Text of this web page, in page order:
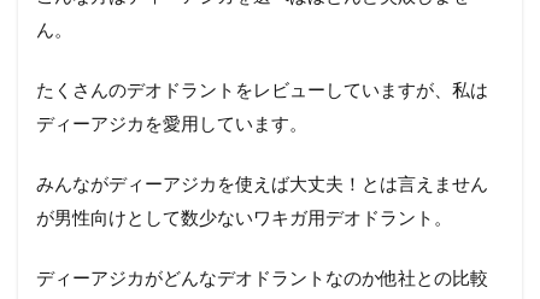
ん。
たくさんのデオドラントをレビューしていますが、私は
ディーアジカを愛用しています。
みんながディーアジカを使えば大丈夫！とは言えません
が男性向けとして数少ないワキガ用デオドラント。
ディーアジカがどんなデオドラントなのか他社との比較